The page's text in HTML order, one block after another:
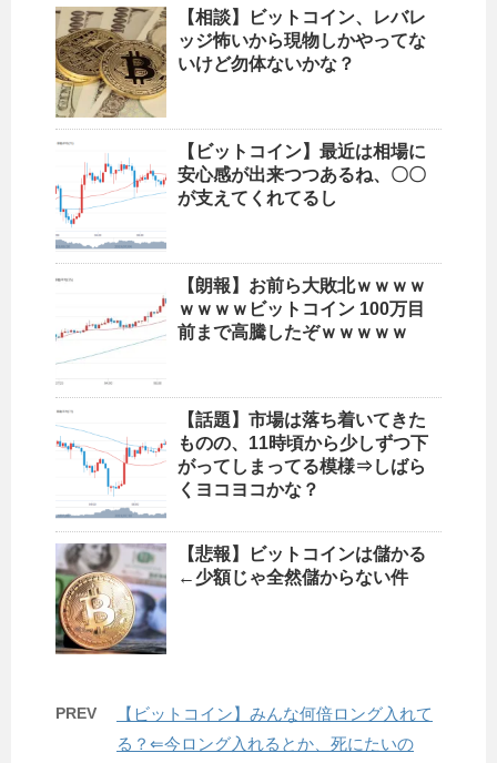
【相談】ビットコイン、レバレ
ッジ怖いから現物しかやってな
いけど勿体ないかな？
【ビットコイン】最近は相場に
安心感が出来つつあるね、〇〇
が支えてくれてるし
【朗報】お前ら大敗北ｗｗｗｗ
ｗｗｗｗビットコイン 100万目
前まで高騰したぞｗｗｗｗｗ
【話題】市場は落ち着いてきた
ものの、11時頃から少しずつ下
がってしまってる模様⇒しばら
くヨコヨコかな？
【悲報】ビットコインは儲かる
←少額じゃ全然儲からない件
PREV
【ビットコイン】みんな何倍ロング入れて
る？⇐今ロング入れるとか、死にたいの